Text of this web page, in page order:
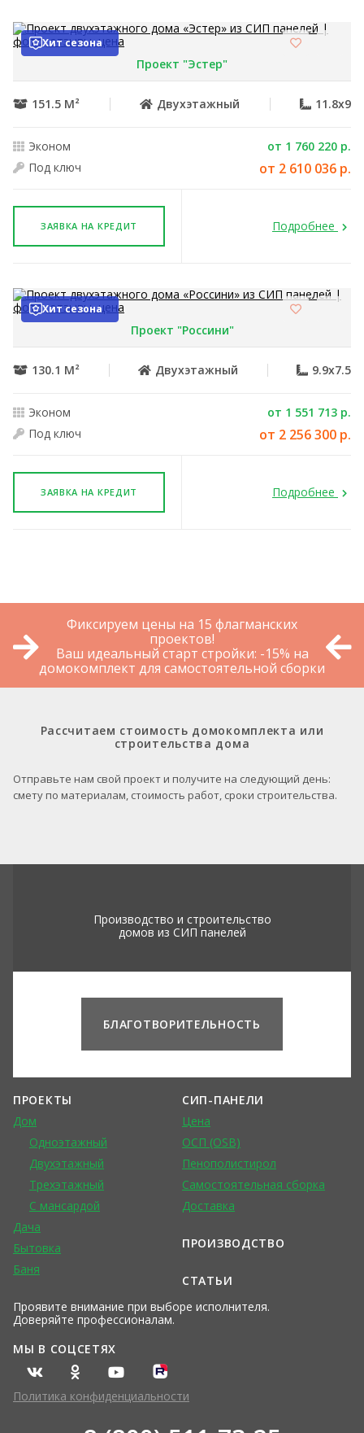
Хит сезона
Проект "Эстер"
151.5 М² Двухэтажный 11.8x9
Эконом
от 1 760 220 р.
Под ключ
от 2 610 036 р.
ЗАЯВКА НА КРЕДИТ Подробнее
Хит сезона
Проект "Россини"
130.1 М² Двухэтажный 9.9x7.5
Эконом
от 1 551 713 р.
Под ключ
от 2 256 300 р.
ЗАЯВКА НА КРЕДИТ Подробнее
Фиксируем цены на 15 флагманских
проектов!
Ваш идеальный старт стройки: -15% на
домокомплект для самостоятельной сборки
Рассчитаем стоимость домокомплекта или
строительства дома
Отправьте нам свой проект и получите на следующий день:
смету по материалам, стоимость работ, сроки строительства.
Производство и строительство
домов из СИП панелей
БЛАГОТВОРИТЕЛЬНОСТЬ
ПРОЕКТЫ
Дом
Одноэтажный
Двухэтажный
Трехэтажный
С мансардой
Дача
Бытовка
Баня
Проявите внимание при выборе исполнителя.
Доверяйте профессионалам.
СИП-ПАНЕЛИ
Цена
ОСП (OSB)
Пенополистирол
Самостоятельная сборка
Доставка
ПРОИЗВОДСТВО
СТАТЬИ
МЫ В СОЦСЕТЯХ
Политика конфиденциальности